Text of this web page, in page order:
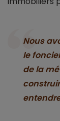
Nous
le
de la